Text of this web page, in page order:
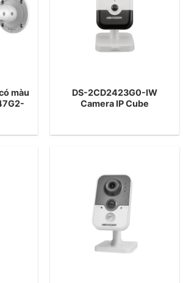
màu
DS-2CD2423G0-IW
Camera IP Cube